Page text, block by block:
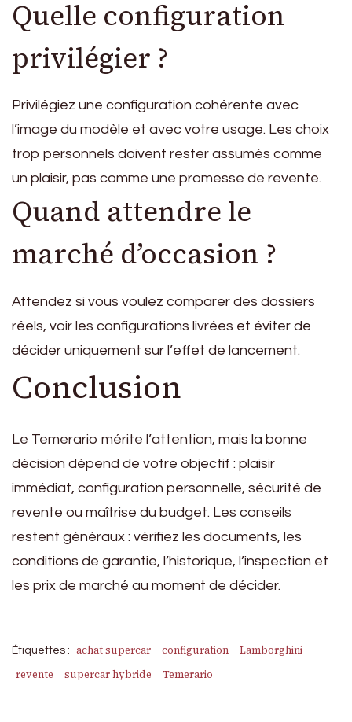
Quelle configuration
privilégier ?
Privilégiez une configuration cohérente avec
l’image du modèle et avec votre usage. Les choix
trop personnels doivent rester assumés comme
un plaisir, pas comme une promesse de revente.
Quand attendre le
marché d’occasion ?
Attendez si vous voulez comparer des dossiers
réels, voir les configurations livrées et éviter de
décider uniquement sur l’effet de lancement.
Conclusion
Le Temerario mérite l’attention, mais la bonne
décision dépend de votre objectif : plaisir
immédiat, configuration personnelle, sécurité de
revente ou maîtrise du budget. Les conseils
restent généraux : vérifiez les documents, les
conditions de garantie, l’historique, l’inspection et
les prix de marché au moment de décider.
Étiquettes : achat supercar configuration
Lamborghini
revente
supercar hybride Temerario